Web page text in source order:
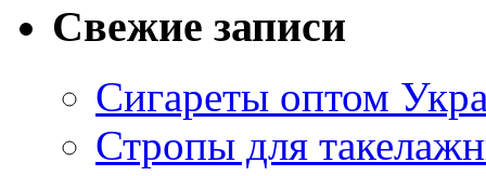
Свежие записи
Сигареты оптом
Стропы для